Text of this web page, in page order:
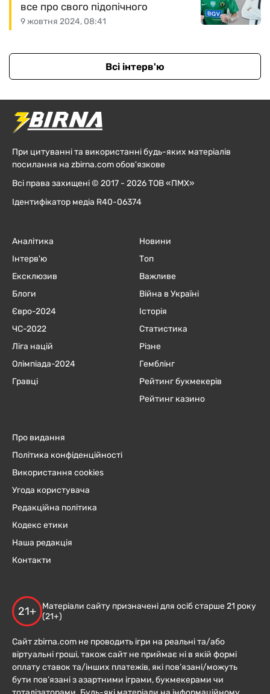
9 жовтня 2024, 08:41
все про свого підопічного
Всі інтерв'ю
При цитуванні та використанні будь-яких матеріалів
посилання на zbirna.com обов'язкове
Всі права захищені © 2017 - 2026 ТОВ «ПМХ»
Ідентифікатор медіа R40-06374
Аналітика
Інтерв'ю
Ексклюзив
Блоги
Євро-2024
ЧC-2022
Ліга націй
Олімпіада-2024
Гравці
Новини
Топ
Важливе
Війна в Україні
Історія
Статистика
Різне
Гемблінг
Рейтинг букмекерів
Рейтинг казино
Про видання
Політика конфіденційності
Використання cookies
Угода користувача
Редакційна політика
Кодекс етики
Наша редакція
Контакти
21+
Матеріали сайту призначені для осіб старше 21 року
(21+)
Сайт zbirna.com не проводить ігри на реальні та/або
віртуальні гроші, також сайт не приймає ні в якій формі
оплату ставок та/інших платежів, які пов’язані/можуть
бути пов’язані з азартними іграми, букмекерами чи